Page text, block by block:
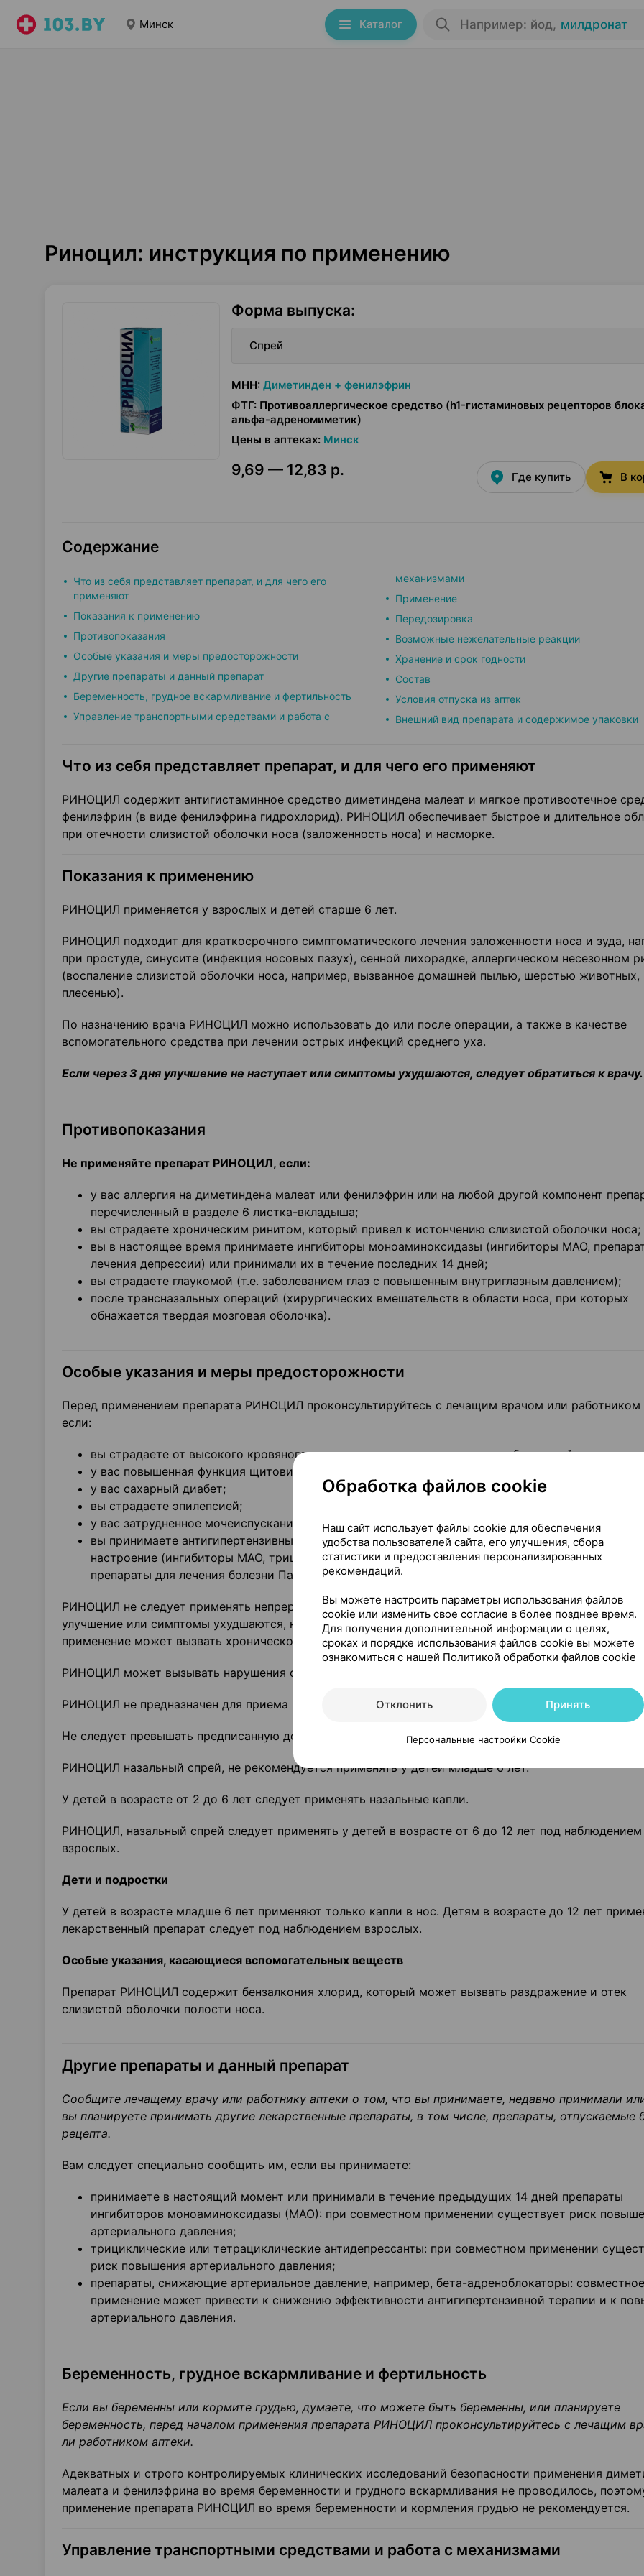
Минск Каталог Например: йод, милдронат
Риноцил: инструкция по применению
Форма выпуска:
Спрей
МНН: Диметинден + фенилэфрин
ФТГ: Противоаллергическое средство (h1-гистаминовых рецепторов
альфа-адреномиметик)
Цены в аптеках: Минск
9,69 — 12,83 р. Где купить В
Содержание
Что из себя представляет препарат, и для чего его
применяют
Показания к применению
Противопоказания
Особые указания и меры предосторожности
Другие препараты и данный препарат
Беременность, грудное вскармливание и фертильность
Управление транспортными средствами и работа с
механизмами
Применение
Передозировка
Возможные нежелательные реакции
Хранение и срок годности
Состав
Условия отпуска из аптек
Внешний вид препарата и содержимое упаковки
Что из себя представляет препарат, и для чего его применяют
РИНОЦИЛ содержит антигистаминное средство диметиндена малеат и мягкое противоотечное
фенилэфрин (в виде фенилэфрина гидрохлорид). РИНОЦИЛ обеспечивает быстрое и длительное
при отечности слизистой оболочки носа (заложенность носа) и насморке.
Показания к применению
РИНОЦИЛ применяется у взрослых и детей старше 6 лет.
РИНОЦИЛ подходит для краткосрочного симптоматического лечения заложенности носа и зуда,
при простуде, синусите (инфекция носовых пазух), сенной лихорадке, аллергическом несезонном
(воспаление слизистой оболочки носа, например, вызванное домашней пылью, шерстью животных,
плесенью).
По назначению врача РИНОЦИЛ можно использовать до или после операции, а также в качестве
вспомогательного средства при лечении острых инфекций среднего уха.
Если через 3 дня улучшение не наступает или симптомы ухудшаются, следует обратиться к врачу.
Противопоказания
Не применяйте препарат РИНОЦИЛ, если:
у вас аллергия на диметиндена малеат или фенилэфрин или на любой другой компонент
перечисленный в разделе 6 листка-вкладыша;
вы страдаете хроническим ринитом, который привел к истончению слизистой оболочки носа;
вы в настоящее время принимаете ингибиторы моноаминоксидазы (ингибиторы МАО,
лечения депрессии) или принимали их в течение последних 14 дней;
вы страдаете глаукомой (т.е. заболеванием глаз с повышенным внутриглазным давлением);
после трансназальных операций (хирургических вмешательств в области носа, при которых
обнажается твердая мозговая оболочка).
Особые указания и меры предосторожности
Перед применением препарата РИНОЦИЛ проконсультируйтесь с лечащим врачом или работником
если:
вы страдаете от высокого кровяного давления, сердечно-сосудистых заболеваний;
у вас повышенная функция щитовидной железы;
у вас сахарный диабет;
вы страдаете эпилепсией;
у вас затрудненное мочеиспускание (например, гипертрофия предстательной железы),
вы принимаете антигипертензивные препараты (например, бета-блокаторы), препараты,
настроение (ингибиторы МАО, трициклические или тетрациклические антидепрессанты) или
препараты для лечения болезни Паркинсона (см. раздел «Противопоказания»).
РИНОЦИЛ не следует применять непрерывно дольше 3 дней. Если по истечении 3 дней не наступает
улучшение или симптомы ухудшаются, необходимо обратиться к врачу. Длительное или чрезмерное
применение может вызвать хроническое воспаление слизистой оболочки носа (медикаментозный
РИНОЦИЛ может вызывать нарушения сна, сонливость и тремор у чувствительных людей.
РИНОЦИЛ не предназначен для приема внутрь или закапывания в глаза.
Не следует превышать предписанную дозу, особенно маленьким детям и пожилым людям.
РИНОЦИЛ назальный спрей, не рекомендуется применять у детей младше 6 лет.
У детей в возрасте от 2 до 6 лет следует применять назальные капли.
РИНОЦИЛ, назальный спрей следует применять у детей в возрасте от 6 до 12 лет под наблюдением
взрослых.
Дети и подростки
У детей в возрасте младше 6 лет применяют только капли в нос. Детям в возрасте до 12 лет
лекарственный препарат следует под наблюдением взрослых.
Особые указания, касающиеся вспомогательных веществ
Препарат РИНОЦИЛ содержит бензалкония хлорид, который может вызвать раздражение и отек
слизистой оболочки полости носа.
Другие препараты и данный препарат
Сообщите лечащему врачу или работнику аптеки о том, что вы принимаете, недавно принимали
вы планируете принимать другие лекарственные препараты, в том числе, препараты, отпускаемые
рецепта.
Вам следует специально сообщить им, если вы принимаете:
принимаете в настоящий момент или принимали в течение предыдущих 14 дней препараты
ингибиторов моноаминоксидазы (МАО): при совместном применении существует риск
артериального давления;
трициклические или тетрациклические антидепрессанты: при совместном применении
риск повышения артериального давления;
препараты, снижающие артериальное давление, например, бета-адреноблокаторы: совместное
применение может привести к снижению эффективности антигипертензивной терапии и к
артериального давления.
Беременность, грудное вскармливание и фертильность
Если вы беременны или кормите грудью, думаете, что можете быть беременны, или планируете
беременность, перед началом применения препарата РИНОЦИЛ проконсультируйтесь с лечащим
ли работником аптеки.
Адекватных и строго контролируемых клинических исследований безопасности применения
малеата и фенилэфрина во время беременности и грудного вскармливания не проводилось,
применение препарата РИНОЦИЛ во время беременности и кормления грудью не рекомендуется.
Управление транспортными средствами и работа с механизмами
Обработка файлов cookie
Наш сайт использует файлы cookie для обеспечения
удобства пользователей сайта, его улучшения, сбора
статистики и предоставления персонализированных
рекомендаций.
Вы можете настроить параметры использования файлов
cookie или изменить свое согласие в более позднее время.
Для получения дополнительной информации о целях,
сроках и порядке использования файлов cookie вы можете
ознакомиться с нашей Политикой обработки файлов cookie
Отклонить Принять
Персональные настройки Cookie